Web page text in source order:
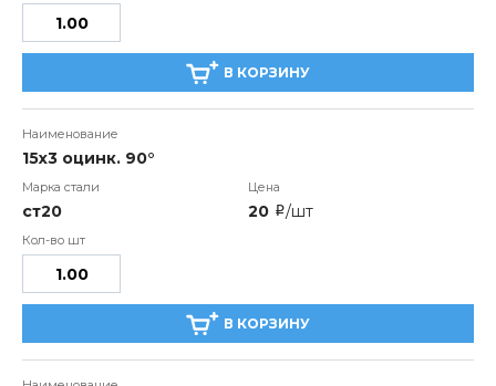
В КОРЗИНУ
15x3 оцинк. 90°
ст20 20 i/шт
В КОРЗИНУ